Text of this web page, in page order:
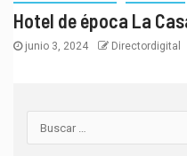
Hotel de época La
junio 3, 2024 Directordigital